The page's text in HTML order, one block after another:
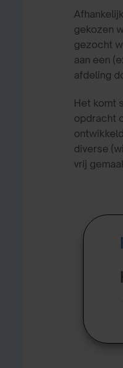
gekozen
gezocht
aan een
afdeling
Het komt
opdracht
diverse
vrij